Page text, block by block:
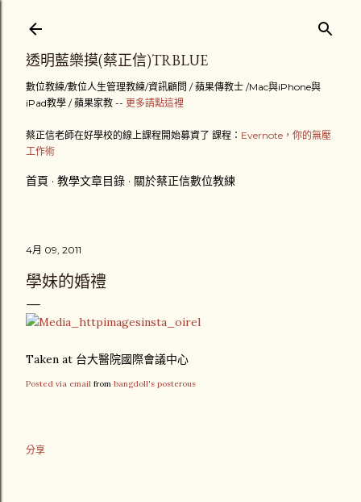
透明藍樂摸(蔡正信)TRBLUE
數位教練/數位人生管理教練/資訊顧問 / 蘋果傳教士 /Mac與iPhone與
iPad教學 / 蘋果家教 -- 更多請點這裡
蔡正信老師在好學校的線上課程開始募資了 課程： Evernote，你的無壓
工作術
首頁 教學文章目錄 關於蔡正信數位教練
4月 09, 2011
學妹的婚禮
Taken at 台大醫院國際會議中心
Posted via email from bangdoll's posterous
分享